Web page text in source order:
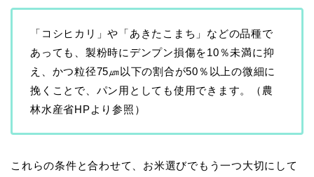
「コシヒカリ」や「あきたこまち」などの品種で
あっても、製粉時にデンプン損傷を10％未満に抑
え、かつ粒径75㎛以下の割合が50％以上の微細に
挽くことで、パン用としても使用できます。（農
林水産省HPより参照）
これらの条件と合わせて、お米選びでもう一つ大切にして